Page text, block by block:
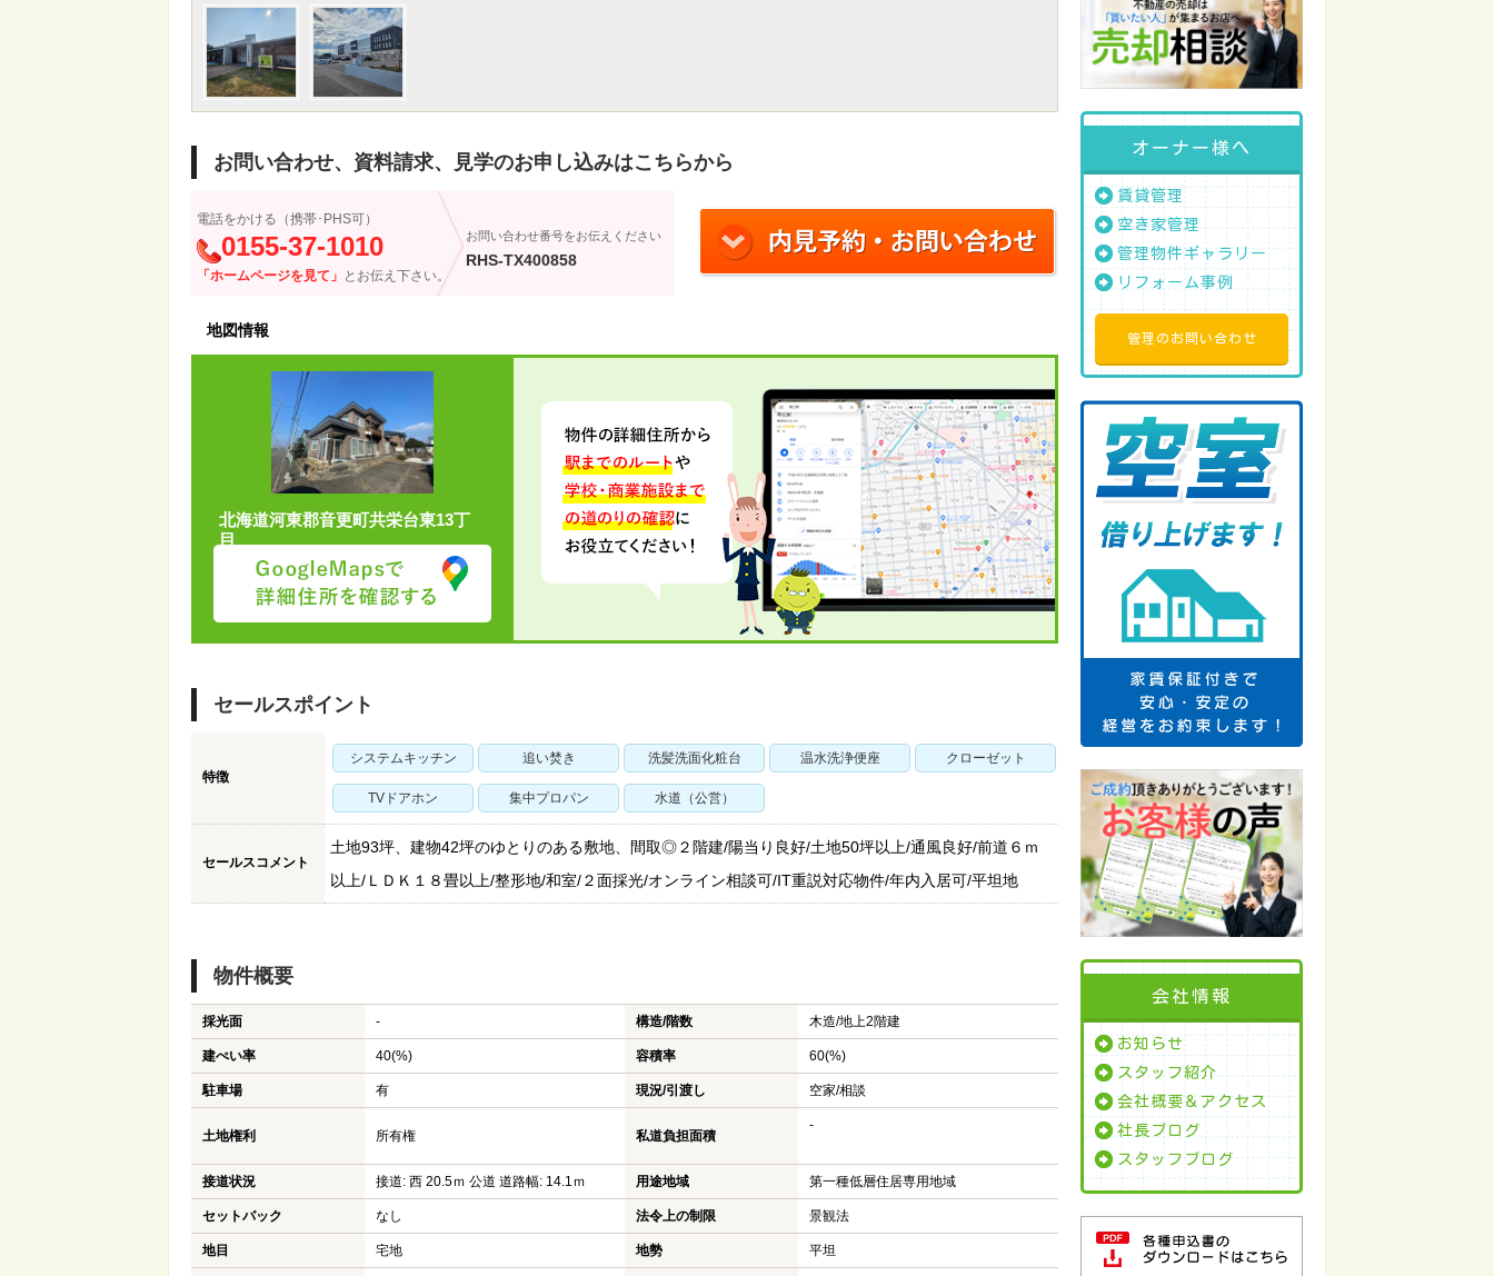
お問い合わせ、資料請求、見学のお申し込みはこちらから
電話をかける（携帯･PHS可）
0155-37-1010
「ホームページを見て」 とお伝え下さい。
お問い合わせ番号をお伝えください
RHS-TX400858
地図情報
北海道河東郡音更町共栄台東13丁
目
セールスポイント
特徴
システムキッチン 追い焚き 洗髪洗面化粧台 温水洗浄便座 クローゼット
TVドアホン 集中プロパン 水道（公営）
セールスコメント
土地93坪、建物42坪のゆとりのある敷地、間取◎２階建/陽当り良好/土地50坪以上/通風良好/前道６ｍ
以上/ＬＤＫ１８畳以上/整形地/和室/２面採光/オンライン相談可/IT重説対応物件/年内入居可/平坦地
物件概要
採光面 - 構造/階数 木造/地上2階建
建ぺい率 40(%) 容積率 60(%)
駐車場 有 現況/引渡し 空家/相談
土地権利 所有権 私道負担面積
-
接道状況 接道: 西 20.5ｍ 公道 道路幅: 14.1ｍ 用途地域 第一種低層住居専用地域
セットバック なし 法令上の制限 景観法
地目 宅地 地勢 平坦
オーナー様へ
賃貸管理
空き家管理
管理物件ギャラリー
リフォーム事例
管理のお問い合わせ
会社情報
お知らせ
スタッフ紹介
会社概要＆アクセス
社長ブログ
スタッフブログ